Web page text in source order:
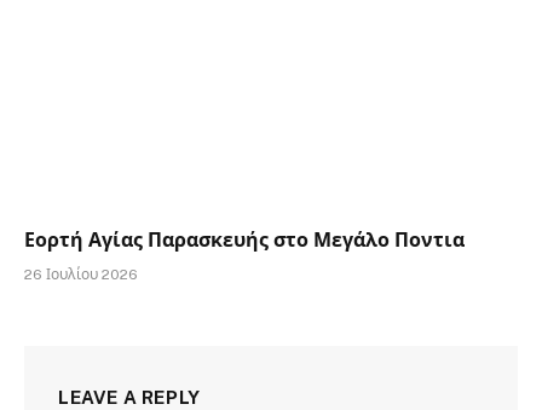
Εορτή Αγίας Παρασκευής στο Μεγάλο Ποντια
26 Ιουλίου 2026
LEAVE A REPLY